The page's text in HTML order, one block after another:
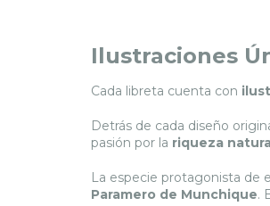
Ilustraciones
Cada libreta cuenta con
Detrás de cada diseño
pasión por la riqueza
La especie protagonista de
Paramero de Munchique.